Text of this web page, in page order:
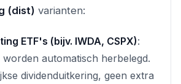
(dist) varianten:
ETF's (bijv. IWDA, CSPX):
worden automatisch herbelegd.
dividenduitkering, geen extra